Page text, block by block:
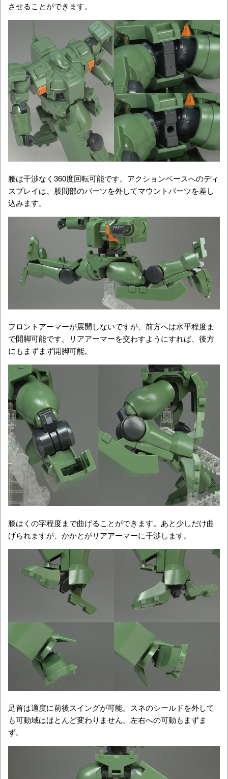
させることができます。
腰は干渉なく360度回転可能です。アクションベースへのディ
スプレイは、股間部のパーツを外してマウントパーツを差し
込みます。
フロントアーマーが展開しないですが、前方へは水平程度ま
で開脚可能です。リアアーマーを交わすようにすれば、後方
にもまずまず開脚可能。
膝はくの字程度まで曲げることができます。あと少しだけ曲
げられますが、かかとがリアアーマーに干渉します。
足首は適度に前後スイングが可能。スネのシールドを外して
も可動域はほとんど変わりません。左右への可動もまずま
ず。